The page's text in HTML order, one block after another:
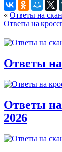
« Ответы на
Ответы на
Ответы
Ответы
2026